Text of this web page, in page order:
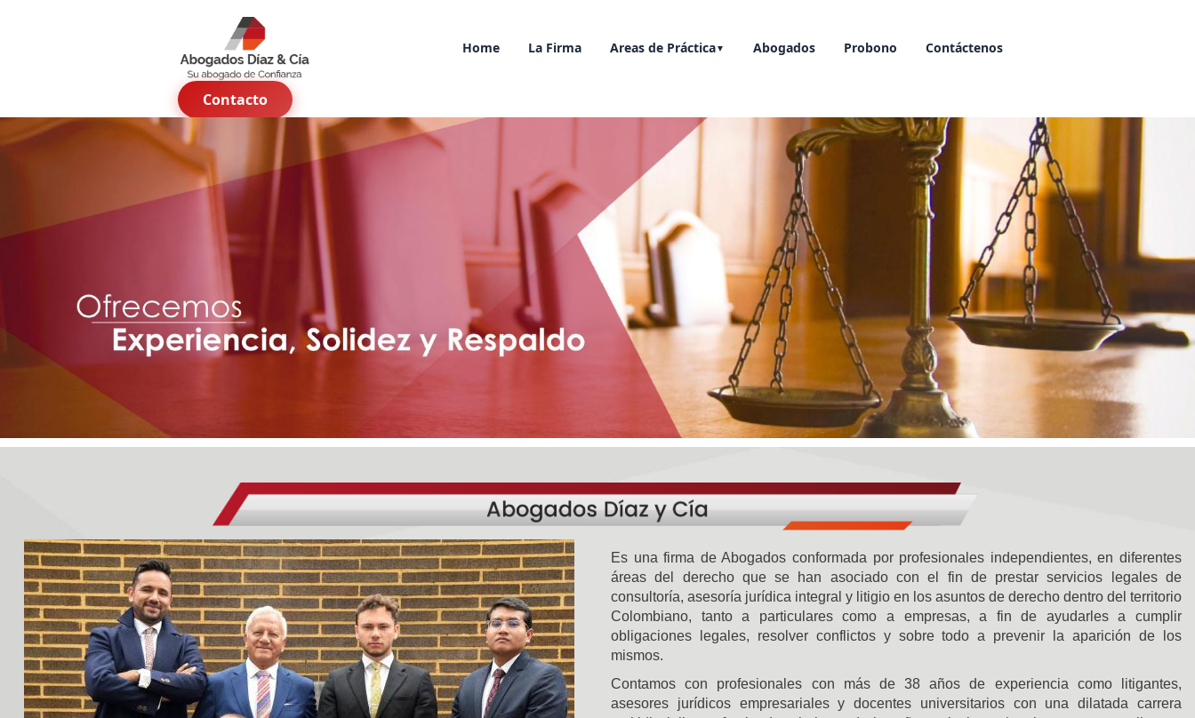
Home La Firma Areas de Práctica▼ Abogados Probono Contáctenos
Contacto
Es una firma de Abogados conformada por profesionales independientes, en diferentes
áreas del derecho que se han asociado con el fin de prestar servicios legales de
consultoría, asesoría jurídica integral y litigio en los asuntos de derecho dentro del territorio
Colombiano, tanto a particulares como a empresas, a fin de ayudarles a cumplir
obligaciones legales, resolver conflictos y sobre todo a prevenir la aparición de los
mismos.
Contamos con profesionales con más de 38 años de experiencia como litigantes,
asesores jurídicos empresariales y docentes universitarios con una dilatada carrera